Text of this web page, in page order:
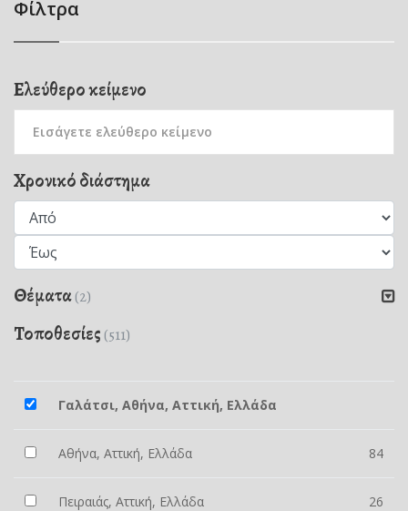
Φίλτρα
Ελεύθερο κείμενο
Χρονικό διάστημα
Θέματα(2)
Τοποθεσίες (511)
Γαλάτσι, Αθήνα, Αττική, Ελλάδα
Αθήνα, Αττική, Ελλάδα 84
Πειραιάς, Αττική, Ελλάδα 26